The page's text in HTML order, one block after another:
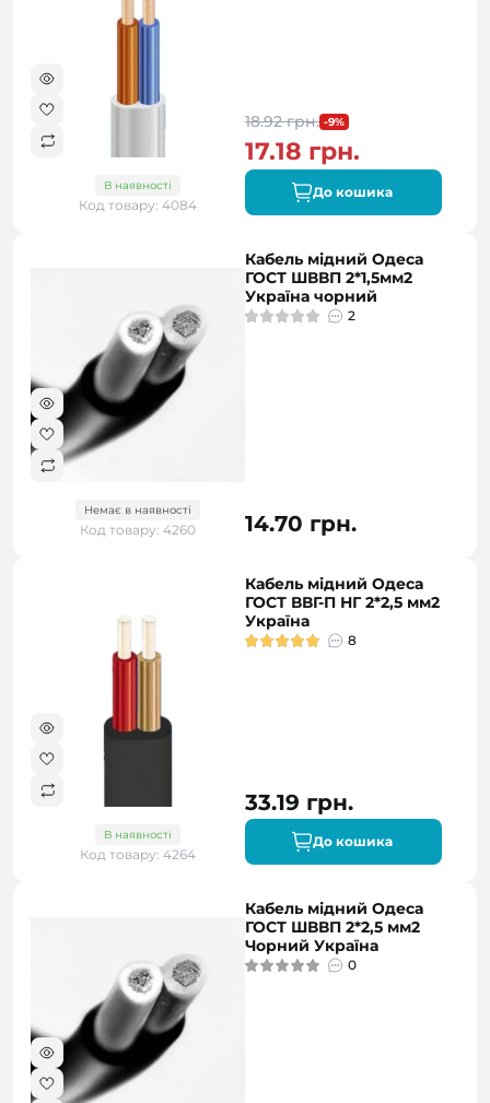
В наявності
Код товару: 4084
18.92 грн. -9%
17.18 грн.
До кошика
Немає в наявності
Код товару: 4260
Кабель мідний Одеса
ГОСТ ШВВП 2*1,5мм2
Україна чорний
2
14.70 грн.
В наявності
Код товару: 4264
Кабель мідний Одеса
ГОСТ ВВГ-П НГ 2*2,5 мм2
Україна
8
33.19 грн.
До кошика
Кабель мідний Одеса
ГОСТ ШВВП 2*2,5 мм2
Чорний Україна
0